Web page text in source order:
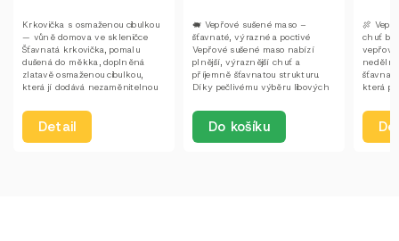
Detail
Krkovička s osmaženou cibulkou
— vůně domova ve skleničce
Šťavnatá krkovička, pomalu
dušená do měkka, doplněná
zlatavě osmaženou cibulkou,
která jí dodává nezaměnitelnou
Do košíku
🐖 Vepřové sušené maso –
šťavnaté, výrazné a poctivé
Vepřové sušené maso nabízí
plnější, výraznější chuť a
příjemně šťavnatou strukturu.
Díky pečlivému výběru libových
🍖
chuť
vepřová
která